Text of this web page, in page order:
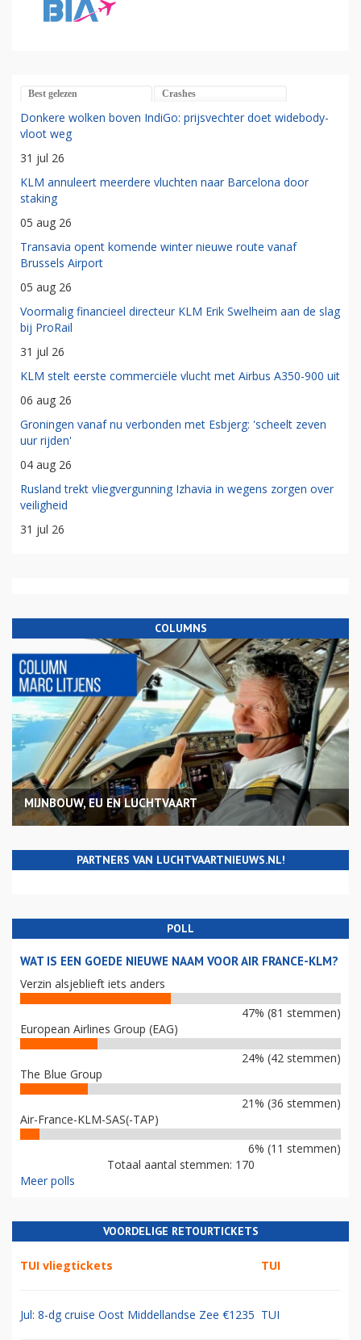
Best gelezen Crashes
Donkere wolken boven IndiGo: prijsvechter doet widebody-
vloot weg
31 jul 26
KLM annuleert meerdere vluchten naar Barcelona door
staking
05 aug 26
Transavia opent komende winter nieuwe route vanaf
Brussels Airport
05 aug 26
Voormalig financieel directeur KLM Erik Swelheim aan de slag
bij ProRail
31 jul 26
KLM stelt eerste commerciële vlucht met Airbus A350-900 uit
06 aug 26
Groningen vanaf nu verbonden met Esbjerg: 'scheelt zeven
uur rijden'
04 aug 26
Rusland trekt vliegvergunning Izhavia in wegens zorgen over
veiligheid
31 jul 26
COLUMNS
MIJNBOUW, EU EN LUCHTVAART
PARTNERS VAN LUCHTVAARTNIEUWS.NL!
POLL
WAT IS EEN GOEDE NIEUWE NAAM VOOR AIR FRANCE-KLM?
Verzin alsjeblieft iets anders
47% (81 stemmen)
European Airlines Group (EAG)
24% (42 stemmen)
The Blue Group
21% (36 stemmen)
Air-France-KLM-SAS(-TAP)
6% (11 stemmen)
Totaal aantal stemmen: 170
Meer polls
VOORDELIGE RETOURTICKETS
TUI vliegtickets TUI
Jul: 8-dg cruise Oost Middellandse Zee €1235 TUI